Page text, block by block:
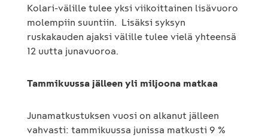
Kolari-välille tulee yksi viikoittainen lisävuoro
molempiin suuntiin. Lisäksi syksyn
ruskakauden ajaksi välille tulee vielä yhteensä
12 uutta junavuoroa.
Tammikuussa jälleen yli miljoona matkaa
Junamatkustuksen vuosi on alkanut jälleen
vahvasti: tammikuussa junissa matkusti 9 %